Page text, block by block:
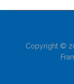
Copyright ©